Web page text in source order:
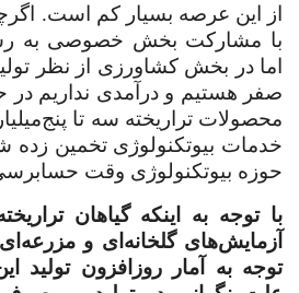
از این عرصه بسیار کم است.
با مشارکت بخش خصوصی به
اما در بخش کشاورزی از نظر
صفر هستیم و درآمدی نداریم در
محصولات تراریخته سه تا
خدمات بیوتکنولوژی تخمین زده
حوزه بیوتکنولوژی وقت
‌با توجه به اینکه گیاهان
آزمایش‌های گلخانه‌ای و
توجه به آمار روزافزون تولید